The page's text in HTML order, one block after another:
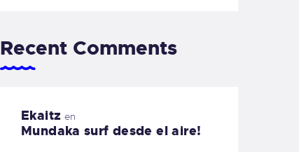
Recent Comments
Ekaitz en
Mundaka surf desde el aire!